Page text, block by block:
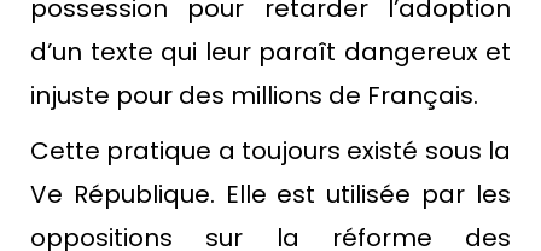
possession pour retarder l’adoption
d’un texte qui leur paraît dangereux et
injuste pour des millions de Français.
Cette pratique a toujours existé sous la
Ve République. Elle est utilisée par les
oppositions sur la réforme des